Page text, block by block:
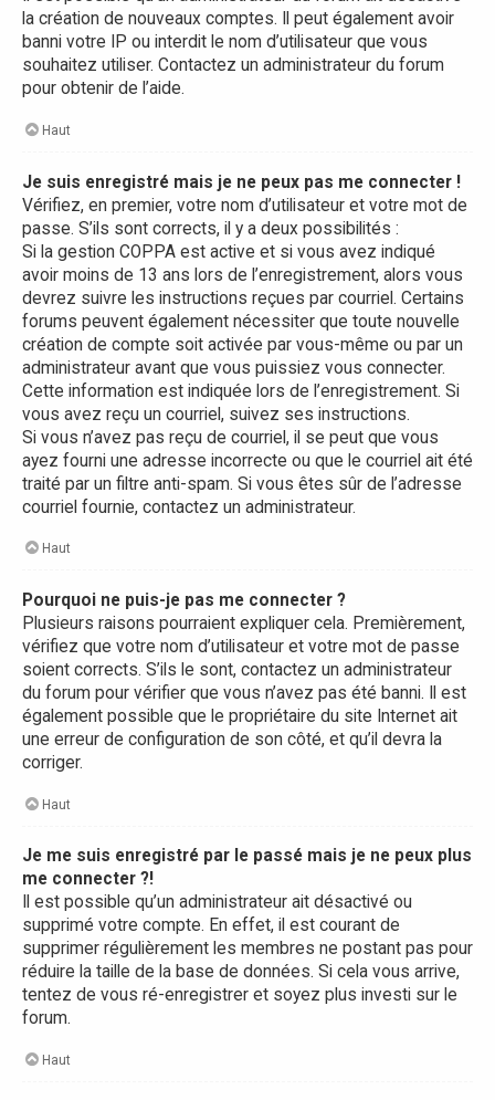
la création de nouveaux comptes. Il peut également avoir
banni votre IP ou interdit le nom d’utilisateur que vous
souhaitez utiliser. Contactez un administrateur du forum
pour obtenir de l’aide.
Haut
Je suis enregistré mais je ne peux pas me connecter !
Vérifiez, en premier, votre nom d’utilisateur et votre mot de
passe. S’ils sont corrects, il y a deux possibilités :
Si la gestion COPPA est active et si vous avez indiqué
avoir moins de 13 ans lors de l’enregistrement, alors vous
devrez suivre les instructions reçues par courriel. Certains
forums peuvent également nécessiter que toute nouvelle
création de compte soit activée par vous-même ou par un
administrateur avant que vous puissiez vous connecter.
Cette information est indiquée lors de l’enregistrement. Si
vous avez reçu un courriel, suivez ses instructions.
Si vous n’avez pas reçu de courriel, il se peut que vous
ayez fourni une adresse incorrecte ou que le courriel ait été
traité par un filtre anti-spam. Si vous êtes sûr de l’adresse
courriel fournie, contactez un administrateur.
Haut
Pourquoi ne puis-je pas me connecter ?
Plusieurs raisons pourraient expliquer cela. Premièrement,
vérifiez que votre nom d’utilisateur et votre mot de passe
soient corrects. S’ils le sont, contactez un administrateur
du forum pour vérifier que vous n’avez pas été banni. Il est
également possible que le propriétaire du site Internet ait
une erreur de configuration de son côté, et qu’il devra la
corriger.
Haut
Je me suis enregistré par le passé mais je ne peux plus
me connecter ?!
Il est possible qu’un administrateur ait désactivé ou
supprimé votre compte. En effet, il est courant de
supprimer régulièrement les membres ne postant pas pour
réduire la taille de la base de données. Si cela vous arrive,
tentez de vous ré-enregistrer et soyez plus investi sur le
forum.
Haut